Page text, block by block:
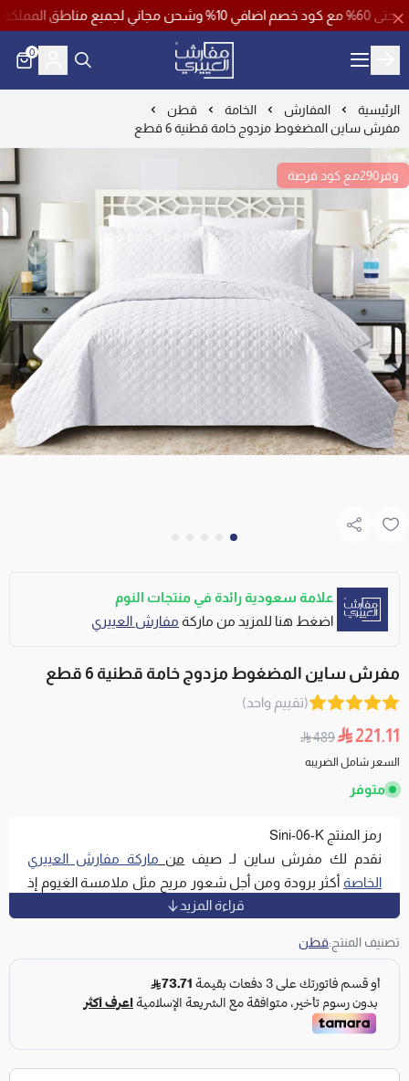
( فرصة )
مفارش العييري
0
الرئيسية المفارش الخامة
قطن
مفرش ساين المضغوط مزدوج خامة قطنية 6 قطع
وفر290مع كود فرصة
علامة سعودية رائدة في منتجات النوم
اضغط هنا للمزيد من ماركة مفارش العييري
مفرش ساين المضغوط مزدوج خامة قطنية 6 قطع
(تقييم واحد)
221.11
489
السعر شامل الضريبه
متوفر
رمز المنتج Sini-06-K
نقدم لك مفرش ساين لـ صيف من ماركة مفارش العييري
الخاصة أكثر برودة ومن أجل شعور مريح مثل ملامسة الغيوم إذ
يمتاز بخامة القطن عالية الجودة التي ستشعرك بالراحة والنعومة
الممتاز والمريح بـ سمك متوسط مثالي لتخفيف الضغط على
الجسد ويمتاز المفرش بتصميمه الحيوي والبارد من أجل نوم هانئ
وصباح مليء بالنشاط .
مميزات عامة لمفارش القطن
خامة القطن الطبيعية تتميز بالبرودة العالية حيث يتميز
قراءة المزيد
تصنيف المنتج:قطن